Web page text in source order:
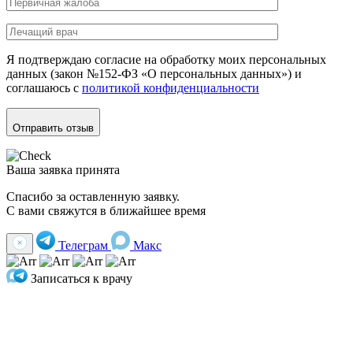
Я подтверждаю согласие на обработку моих персональных
данных (закон №152-ФЗ «О персональных данных») и
соглашаюсь с политикой конфиденциальности
Отправить отзыв
Ваша заявка принята
Спасибо за оставленную заявку.
С вами свяжутся в ближайшее время
Телеграм Макс
Записаться к врачу